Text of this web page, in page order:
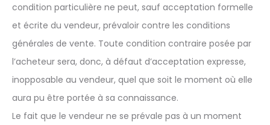
condition particulière ne peut, sauf acceptation formelle
et écrite du vendeur, prévaloir contre les conditions
générales de vente. Toute condition contraire posée par
l’acheteur sera, donc, à défaut d’acceptation expresse,
inopposable au vendeur, quel que soit le moment où elle
aura pu être portée à sa connaissance.
Le fait que le vendeur ne se prévale pas à un moment